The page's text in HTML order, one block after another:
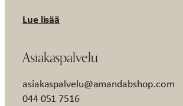
Lue lisää
Asiakaspalvelu
asiakaspalvelu@amandabshop.com
044 051 7516